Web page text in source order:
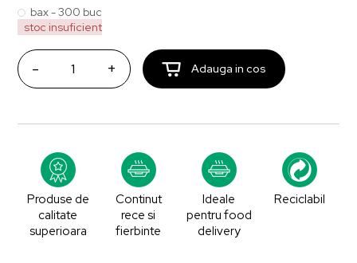
bax - 300 buc
stoc insuficient
- + Adauga in cos
Produse de
calitate
superioara
Continut
rece si
fierbinte
Ideale
pentru food
delivery
Reciclabil